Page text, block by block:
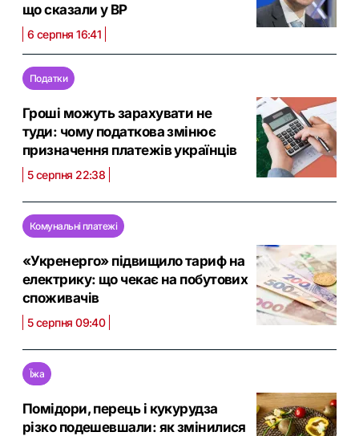
що сказали у ВР
6 серпня 16:41
Податки
Гроші можуть зарахувати не
туди: чому податкова змінює
призначення платежів українців
5 серпня 22:38
Комунальні платежі
«Укренерго» підвищило тариф на
електрику: що чекає на побутових
споживачів
5 серпня 09:40
Їжа
Помідори, перець і кукурудза
різко подешевшали: як змінилися